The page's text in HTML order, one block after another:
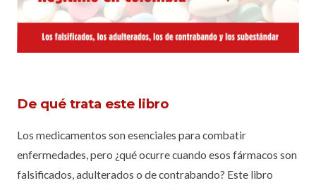
De qué trata este libro
Los medicamentos son esenciales para combatir
enfermedades, pero ¿qué ocurre cuando esos fármacos son
falsificados, adulterados o de contrabando? Este libro